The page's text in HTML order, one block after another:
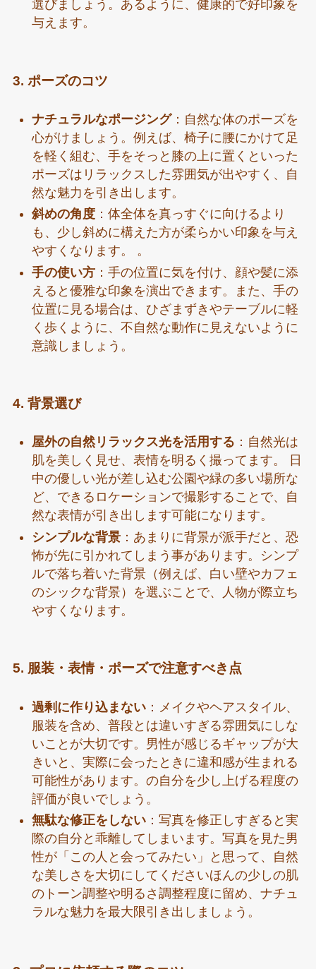
選びましょう。あるように、健康的で好印象を
与えます。
3. ポーズのコツ
ナチュラルなポージング：自然な体のポーズを
心がけましょう。例えば、椅子に腰にかけて足
を軽く組む、手をそっと膝の上に置くといった
ポーズはリラックスした雰囲気が出やすく、自
然な魅力を引き出します。
斜めの角度：体全体を真っすぐに向けるより
も、少し斜めに構えた方が柔らかい印象を与え
やすくなります。 。
手の使い方：手の位置に気を付け、顔や髪に添
えると優雅な印象を演出できます。また、手の
位置に見る場合は、ひざまずきやテーブルに軽
く歩くように、不自然な動作に見えないように
意識しましょう。
4. 背景選び
屋外の自然リラックス光を活用する ：自然光は
肌を美しく見せ、表情を明るく撮ってます。 日
中の優しい光が差し込む公園や緑の多い場所な
ど、できるロケーションで撮影することで、自
然な表情が引き出します可能になります。
シンプルな背景：あまりに背景が派手だと、恐
怖が先に引かれてしまう事があります。シンプ
ルで落ち着いた背景（例えば、白い壁やカフェ
のシックな背景）を選ぶことで、人物が際立ち
やすくなります。
5. 服装・表情・ポーズで注意すべき点
過剰に作り込まない：メイクやヘアスタイル、
服装を含め、普段とは違いすぎる雰囲気にしな
いことが大切です。男性が感じるギャップが大
きいと、実際に会ったときに違和感が生まれる
可能性があります。の自分を少し上げる程度の
評価が良いでしょう。
無駄な修正をしない：写真を修正しすぎると実
際の自分と乖離してしまいます。写真を見た男
性が「この人と会ってみたい」と思って、自然
な美しさを大切にしてくださいほんの少しの肌
のトーン調整や明るさ調整程度に留め、ナチュ
ラルな魅力を最大限引き出しましょう。